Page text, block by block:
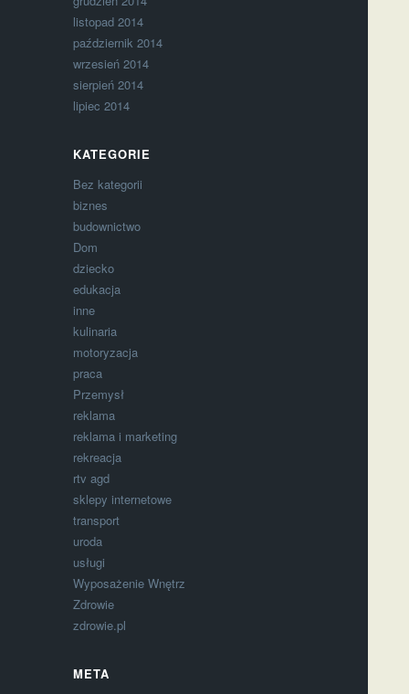
listopad 2014
październik 2014
wrzesień 2014
sierpień 2014
lipiec 2014
KATEGORIE
Bez kategorii
biznes
budownictwo
Dom
dziecko
edukacja
inne
kulinaria
motoryzacja
praca
Przemysł
reklama
reklama i marketing
rekreacja
rtv agd
sklepy internetowe
transport
uroda
usługi
Wyposażenie Wnętrz
Zdrowie
zdrowie.pl
META